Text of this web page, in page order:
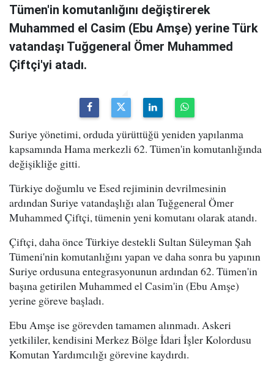
Tümen'in komutanlığını değiştirerek
Muhammed el Casim (Ebu Amşe) yerine Türk
vatandaşı Tuğgeneral Ömer Muhammed
Çiftçi'yi atadı.
Suriye yönetimi, orduda yürüttüğü yeniden yapılanma
kapsamında Hama merkezli 62. Tümen'in komutanlığında
değişikliğe gitti.
Türkiye doğumlu ve Esed rejiminin devrilmesinin
ardından Suriye vatandaşlığı alan Tuğgeneral Ömer
Muhammed Çiftçi, tümenin yeni komutanı olarak atandı.
Çiftçi, daha önce Türkiye destekli Sultan Süleyman Şah
Tümeni'nin komutanlığını yapan ve daha sonra bu yapının
Suriye ordusuna entegrasyonunun ardından 62. Tümen'in
başına getirilen Muhammed el Casim'in (Ebu Amşe)
yerine göreve başladı.
Ebu Amşe ise görevden tamamen alınmadı. Askeri
yetkililer, kendisini Merkez Bölge İdari İşler Kolordusu
Komutan Yardımcılığı görevine kaydırdı.